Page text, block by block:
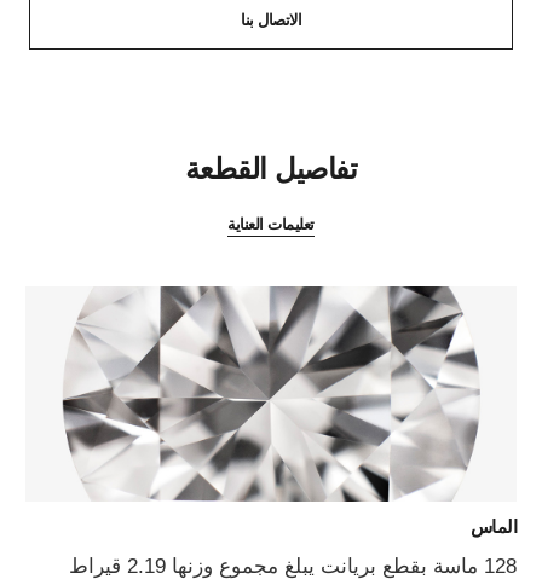
الاتصال بنا
تفاصيل القطعة
تعليمات العناية
الماس
128 ماسة بقطع بريانت يبلغ مجموع وزنها 2.19 قيراط